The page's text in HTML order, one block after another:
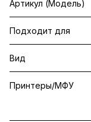
Артикул (Модель)
Подходит для
Вид
Принтеры/МФУ